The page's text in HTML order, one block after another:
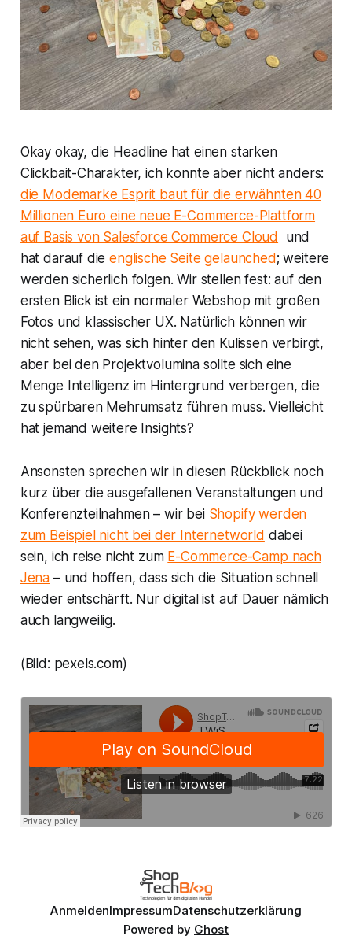
Okay okay, die Headline hat einen starken
Clickbait-Charakter, ich konnte aber nicht anders:
die Modemarke Esprit baut für die erwähnten 40
Millionen Euro eine neue E-Commerce-Plattform
auf Basis von Salesforce Commerce Cloud und
hat darauf dieenglische Seite gelaunched; weitere
werden sicherlich folgen. Wir stellen fest: auf den
ersten Blick ist ein normaler Webshop mit großen
Fotos und klassischer UX. Natürlich können wir
nicht sehen, was sich hinter den Kulissen verbirgt,
aber bei den Projektvolumina sollte sich eine
Menge Intelligenz im Hintergrund verbergen, die
zu spürbaren Mehrumsatz führen muss. Vielleicht
hat jemand weitere Insights?
Ansonsten sprechen wir in diesen Rückblick noch
kurz über die ausgefallenen Veranstaltungen und
Konferenzteilnahmen – wir bei Shopify werden
zum Beispiel nicht bei der Internetworld dabei
sein, ich reise nicht zum E-Commerce-Camp nach
Jena – und hoffen, dass sich die Situation schnell
wieder entschärft. Nur digital ist auf Dauer nämlich
auch langweilig.
(Bild: pexels.com)
AnmeldenImpressumDatenschutzerklärung
Powered by Ghost